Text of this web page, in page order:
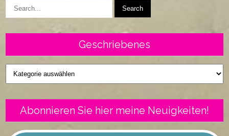
Geschriebenes
Geschriebenes
Abonnieren Sie hier meine Neuigkeiten!